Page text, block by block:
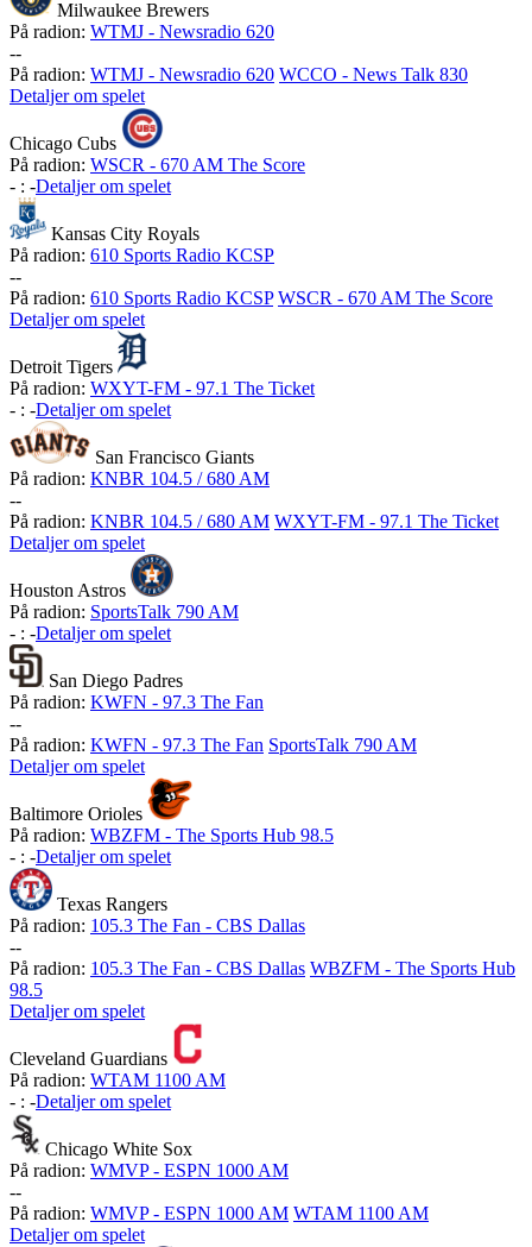
Milwaukee Brewers
På radion: WTMJ - Newsradio 620
--
På radion: WTMJ - Newsradio 620 WCCO - News Talk 830
Detaljer om spelet
Chicago Cubs
På radion: WSCR - 670 AM The Score
- : -Detaljer om spelet
Kansas City Royals
På radion: 610 Sports Radio KCSP
--
På radion: 610 Sports Radio KCSP WSCR - 670 AM The Score
Detaljer om spelet
Detroit Tigers
På radion: WXYT-FM - 97.1 The Ticket
- : -Detaljer om spelet
San Francisco Giants
På radion: KNBR 104.5 / 680 AM
--
På radion: KNBR 104.5 / 680 AM WXYT-FM - 97.1 The Ticket
Detaljer om spelet
Houston Astros
På radion: SportsTalk 790 AM
- : -Detaljer om spelet
San Diego Padres
På radion: KWFN - 97.3 The Fan
--
På radion: KWFN - 97.3 The Fan SportsTalk 790 AM
Detaljer om spelet
Baltimore Orioles
På radion: WBZFM - The Sports Hub 98.5
- : -Detaljer om spelet
Texas Rangers
På radion: 105.3 The Fan - CBS Dallas
--
På radion: 105.3 The Fan - CBS Dallas WBZFM - The Sports Hub
98.5
Detaljer om spelet
Cleveland Guardians
På radion: WTAM 1100 AM
- : -Detaljer om spelet
Chicago White Sox
På radion: WMVP - ESPN 1000 AM
--
På radion: WMVP - ESPN 1000 AM WTAM 1100 AM
Detaljer om spelet